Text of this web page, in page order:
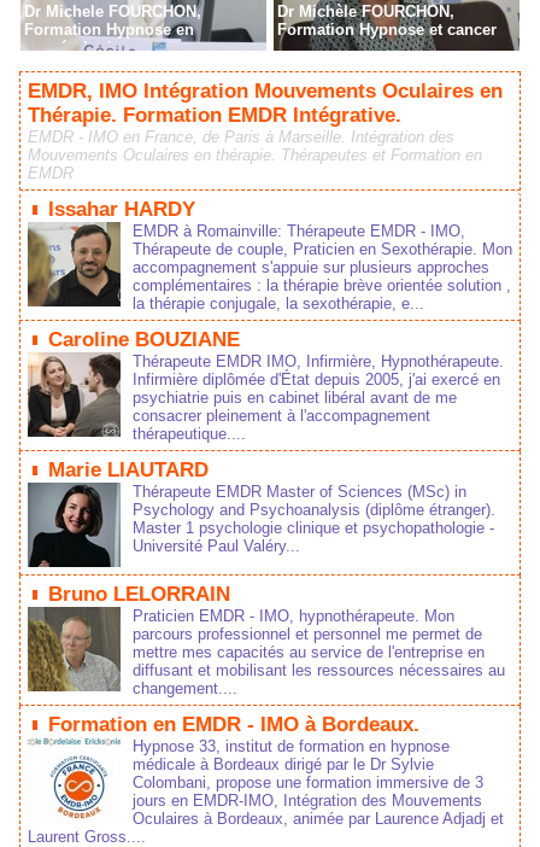
Dr Michele FOURCHON,
Formation Hypnose en
cancérologie
Dr Michèle FOURCHON,
Formation Hypnose et cancer
EMDR, IMO Intégration Mouvements Oculaires en
Thérapie. Formation EMDR Intégrative.
EMDR - IMO en France, de Paris à Marseille. Intégration des
Mouvements Oculaires en thérapie. Thérapeutes et Formation en
EMDR
Issahar HARDY
EMDR à Romainville: Thérapeute EMDR - IMO,
Thérapeute de couple, Praticien en Sexothérapie. Mon
accompagnement s'appuie sur plusieurs approches
complémentaires : la thérapie brève orientée solution ,
la thérapie conjugale, la sexothérapie, e...
Caroline BOUZIANE
Thérapeute EMDR IMO, Infirmière, Hypnothérapeute.
Infirmière diplômée d'État depuis 2005, j'ai exercé en
psychiatrie puis en cabinet libéral avant de me
consacrer pleinement à l'accompagnement
thérapeutique....
Marie LIAUTARD
Thérapeute EMDR Master of Sciences (MSc) in
Psychology and Psychoanalysis (diplôme étranger).
Master 1 psychologie clinique et psychopathologie -
Université Paul Valéry...
Bruno LELORRAIN
Praticien EMDR - IMO, hypnothérapeute. Mon
parcours professionnel et personnel me permet de
mettre mes capacités au service de l'entreprise en
diffusant et mobilisant les ressources nécessaires au
changement....
Formation en EMDR - IMO à Bordeaux.
Hypnose 33, institut de formation en hypnose
médicale à Bordeaux dirigé par le Dr Sylvie
Colombani, propose une formation immersive de 3
jours en EMDR-IMO, Intégration des Mouvements
Oculaires à Bordeaux, animée par Laurence Adjadj et
Laurent Gross....